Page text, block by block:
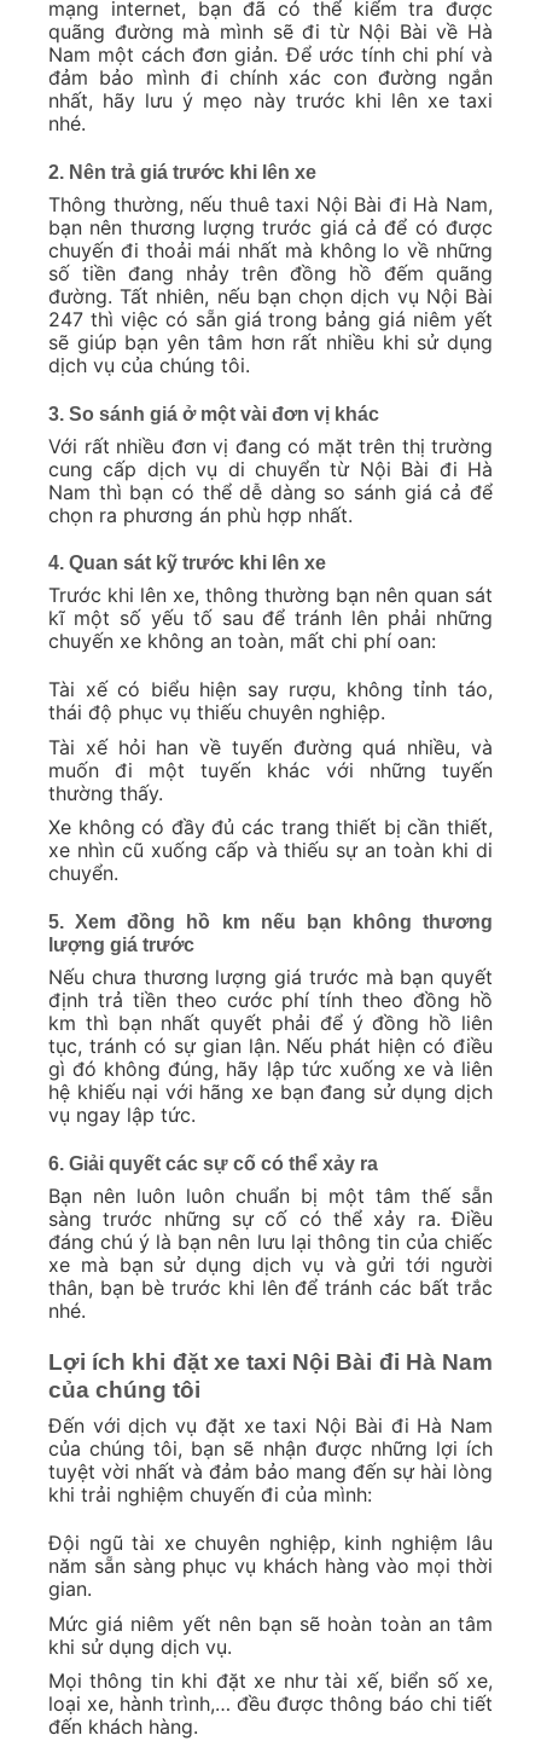
mạng internet, bạn đã có thể kiểm tra được
quãng đường mà mình sẽ đi từ Nội Bài về Hà
Nam một cách đơn giản. Để ước tính chi phí và
đảm bảo mình đi chính xác con đường ngắn
nhất, hãy lưu ý mẹo này trước khi lên xe taxi
nhé.
2. Nên trả giá trước khi lên xe
Thông thường, nếu thuê taxi Nội Bài đi Hà Nam,
bạn nên thương lượng trước giá cả để có được
chuyến đi thoải mái nhất mà không lo về những
số tiền đang nhảy trên đồng hồ đếm quãng
đường. Tất nhiên, nếu bạn chọn dịch vụ Nội Bài
247 thì việc có sẵn giá trong bảng giá niêm yết
sẽ giúp bạn yên tâm hơn rất nhiều khi sử dụng
dịch vụ của chúng tôi.
3. So sánh giá ở một vài đơn vị khác
Với rất nhiều đơn vị đang có mặt trên thị trường
cung cấp dịch vụ di chuyển từ Nội Bài đi Hà
Nam thì bạn có thể dễ dàng so sánh giá cả để
chọn ra phương án phù hợp nhất.
4. Quan sát kỹ trước khi lên xe
Trước khi lên xe, thông thường bạn nên quan sát
kĩ một số yếu tố sau để tránh lên phải những
chuyến xe không an toàn, mất chi phí oan:
Tài xế có biểu hiện say rượu, không tỉnh táo,
thái độ phục vụ thiếu chuyên nghiệp.
Tài xế hỏi han về tuyến đường quá nhiều, và
muốn đi một tuyến khác với những tuyến
thường thấy.
Xe không có đầy đủ các trang thiết bị cần thiết,
xe nhìn cũ xuống cấp và thiếu sự an toàn khi di
chuyển.
5. Xem đồng hồ km nếu bạn không thương
lượng giá trước
Nếu chưa thương lượng giá trước mà bạn quyết
định trả tiền theo cước phí tính theo đồng hồ
km thì bạn nhất quyết phải để ý đồng hồ liên
tục, tránh có sự gian lận. Nếu phát hiện có điều
gì đó không đúng, hãy lập tức xuống xe và liên
hệ khiếu nại với hãng xe bạn đang sử dụng dịch
vụ ngay lập tức.
6. Giải quyết các sự cố có thể xảy ra
Bạn nên luôn luôn chuẩn bị một tâm thế sẵn
sàng trước những sự cố có thể xảy ra. Điều
đáng chú ý là bạn nên lưu lại thông tin của chiếc
xe mà bạn sử dụng dịch vụ và gửi tới người
thân, bạn bè trước khi lên để tránh các bất trắc
nhé.
Lợi ích khi đặt xe taxi Nội Bài đi Hà Nam
của chúng tôi
Đến với dịch vụ đặt xe taxi Nội Bài đi Hà Nam
của chúng tôi, bạn sẽ nhận được những lợi ích
tuyệt vời nhất và đảm bảo mang đến sự hài lòng
khi trải nghiệm chuyến đi của mình:
Đội ngũ tài xe chuyên nghiệp, kinh nghiệm lâu
năm sẵn sàng phục vụ khách hàng vào mọi thời
gian.
Mức giá niêm yết nên bạn sẽ hoàn toàn an tâm
khi sử dụng dịch vụ.
Mọi thông tin khi đặt xe như tài xế, biển số xe,
loại xe, hành trình,… đều được thông báo chi tiết
đến khách hàng.